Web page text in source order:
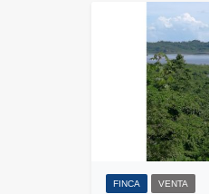
FINCA VENTA